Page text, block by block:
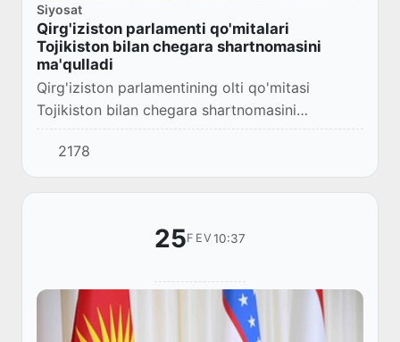
Siyosat
Qirg'iziston parlamenti qo'mitalari
Tojikiston bilan chegara shartnomasini
ma'qulladi
Qirg'iziston parlamentining olti qo'mitasi
Tojikiston bilan chegara shartnomasini
ma'qulladi.
2178
25FEV 10:37